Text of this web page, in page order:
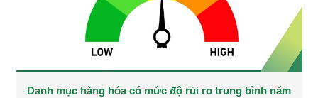
Danh mục hàng hóa có mức độ rủi ro trung bình năm